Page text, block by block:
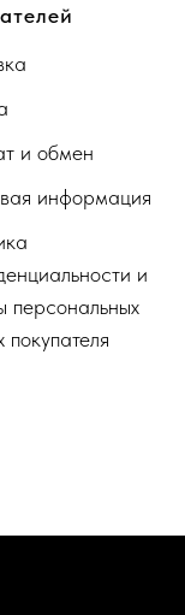
и обмен
информация
и
персональных
покупателя